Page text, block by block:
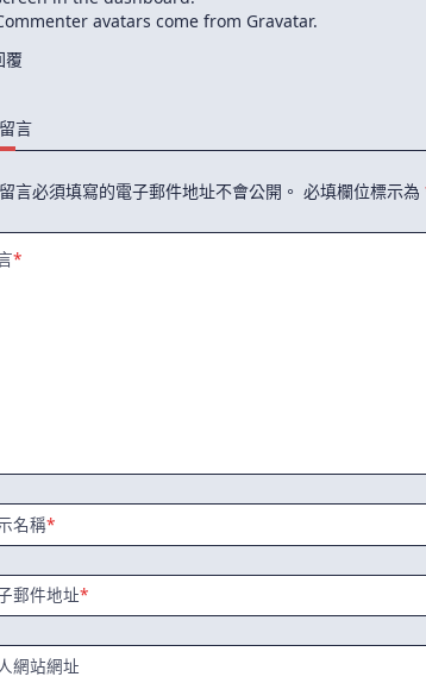
avatars come from Gravatar.
覆
言
言必須填寫的電子郵件地址不會公開。 必填欄位標示為
*
名稱*
郵件地址*
網站網址